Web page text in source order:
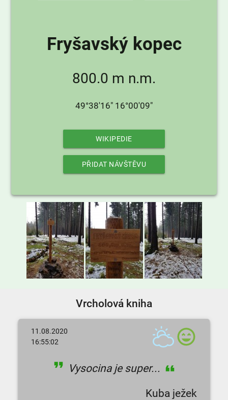
Fryšavský kopec
800.0 m n.m.
49°38'16" 16°00'09"
WIKIPEDIE
PŘIDAT NÁVŠTĚVU
Vrcholová kniha
11.08.2020
16:55:02
Vysocina je super...
Kuba ježek